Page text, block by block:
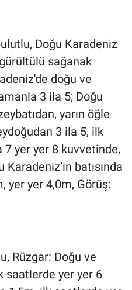
Doğu Karadeniz
sağanak
doğu ve
3 ila 5; Doğu
yarın öğle
3 ila 5, ilk
7 yer yer 8 kuvvetinde,
batısında
yer yer 4,0m, Görüş:
Rüzgar: Doğu ve
saatlerde yer yer 6